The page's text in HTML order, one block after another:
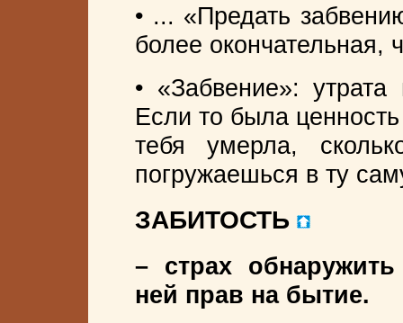
• ... «Предать
более окончательная,
• «Забвение»:
Если то была
тебя умерла,
погружаешься в ту
ЗАБИТОСТЬ
– страх
ней прав на бытие.